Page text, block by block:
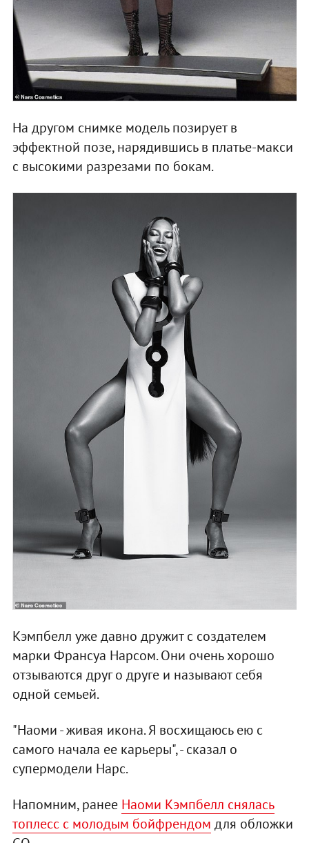
На другом снимке модель позирует в
эффектной позе, нарядившись в платье-макси
с высокими разрезами по бокам.
Кэмпбелл уже давно дружит с создателем
марки Франсуа Нарсом. Они очень хорошо
отзываются друг о друге и называют себя
одной семьей.
"Наоми - живая икона. Я восхищаюсь ею с
самого начала ее карьеры", - сказал о
супермодели Нарс.
Напомним, ранее Наоми Кэмпбелл снялась
топлесс с молодым бойфрендом для обложки